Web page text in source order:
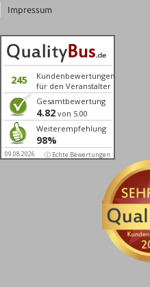
Impressum
245
Kundenbewertungen
für den Veranstalter
Gesamtbewertung
4.82 von 5.00
Weiterempfehlung
98%
09.08.2026 ⓘ Echte Bewertungen